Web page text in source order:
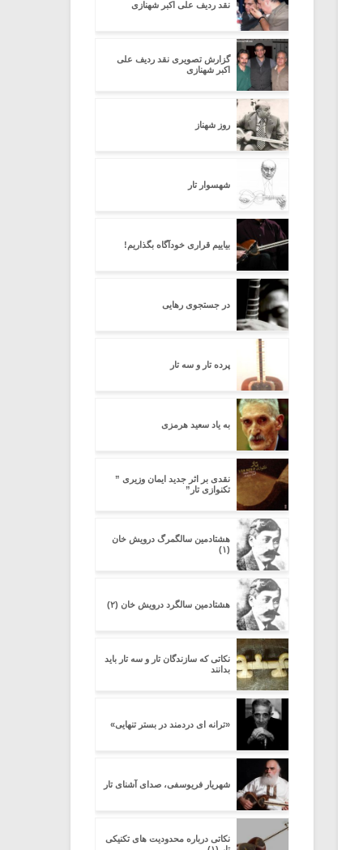
نقد ردیف علی اکبر شهنازی
گزارش تصویری نقد ردیف علی
اکبر شهنازی
روز شهناز
شهسوار تار
بیاییم قراری خودآگاه بگذاریم!
در جستجوی رهایی
پرده تار و سه تار
به یاد سعید هرمزی
نقدی بر اثر جدید ایمان وزیری ”
تکنوازی تار”
هشتادمین سالگمرگ درویش خان
(۱)
هشتادمین سالگرد درویش خان (۲)
نکاتی که سازندگان تار و سه تار باید
بدانند
«ترانه ای دردمند در بستر تنهایی»
شهریار فریوسفی، صدای آشنای تار
نکاتی درباره محدودیت های تکنیکی